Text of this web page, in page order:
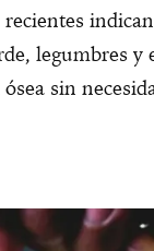
legumbres y
sin